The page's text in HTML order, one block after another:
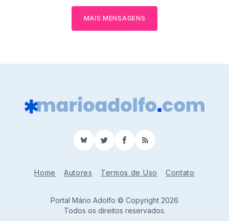
MAIS MENSAGENS
BlueSkyTwitterFacebook
RSS
Home Autores Termos de Uso Contato
Portal Mário Adolfo © Copyright 2026
Todos os direitos reservados.